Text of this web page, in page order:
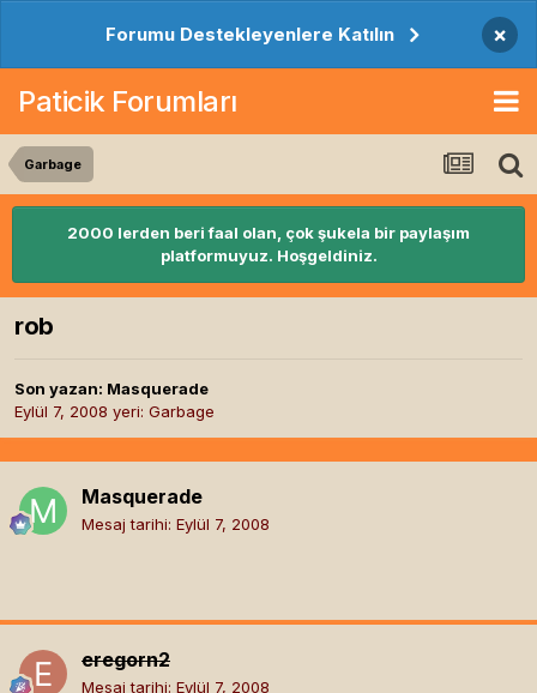
Forumu Destekleyenlere Katılın ×
Paticik Forumları
Garbage
2000 lerden beri faal olan, çok şukela bir paylaşım
platformuyuz. Hoşgeldiniz.
rob
Son yazan: Masquerade
Eylül 7, 2008 yeri: Garbage
Masquerade
Mesaj tarihi: Eylül 7, 2008
eregorn2
Mesaj tarihi: Eylül 7, 2008